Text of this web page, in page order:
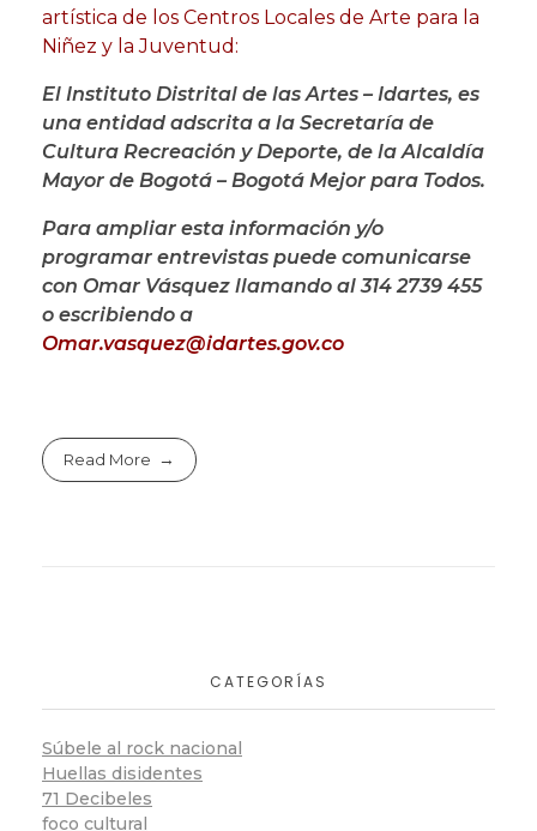
artística de los Centros Locales de Arte para la
Niñez y la Juventud:
El Instituto Distrital de las Artes – Idartes, es
una entidad adscrita a la Secretaría de
Cultura Recreación y Deporte, de la Alcaldía
Mayor de Bogotá – Bogotá Mejor para Todos.
Para ampliar esta información y/o
programar entrevistas puede comunicarse
con Omar Vásquez llamando al 314 2739 455
o escribiendo a
Omar.vasquez@idartes.gov.co
Read More
CATEGORÍAS
Súbele al rock nacional
Huellas disidentes
71 Decibeles
foco cultural